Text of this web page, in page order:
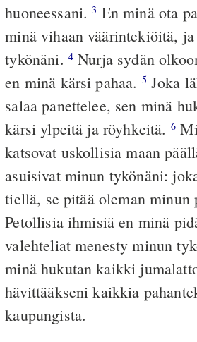
huoneessani.3 En minä ota
minä vihaan väärintekiöitä,
tykönäni. 4 Nurja sydän
en minä kärsi pahaa. 5 Joka
salaa panettelee, sen minä
kärsi ylpeitä ja röyhkeitä. 6
katsovat uskollisia maan
asuisivat minun tykönäni:
tiellä, se pitää oleman minun
Petollisia ihmisiä en minä
valehteliat menesty minun
minä hukutan kaikki
hävittääkseni kaikkia
kaupungista.